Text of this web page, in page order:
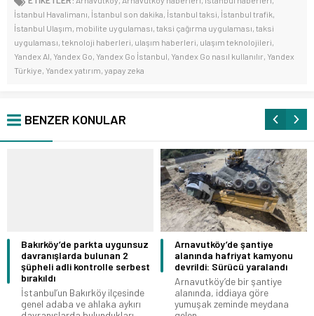
İstanbul Havalimanı, İstanbul son dakika, İstanbul taksi, İstanbul trafik,
İstanbul Ulaşım, mobilite uygulaması, taksi çağırma uygulaması, taksi
uygulaması, teknoloji haberleri, ulaşım haberleri, ulaşım teknolojileri,
Yandex AI, Yandex Go, Yandex Go İstanbul, Yandex Go nasıl kullanılır, Yandex
Türkiye, Yandex yatırım, yapay zeka
BENZER KONULAR
Bakırköy’de parkta uygunsuz
davranışlarda bulunan 2
şüpheli adli kontrolle serbest
bırakıldı
İstanbul’un Bakırköy ilçesinde
genel adaba ve ahlaka aykırı
Arnavutköy’de şantiye
alanında hafriyat kamyonu
devrildi: Sürücü yaralandı
Arnavutköy’de bir şantiye
alanında, iddiaya göre
yumuşak zeminde meydana